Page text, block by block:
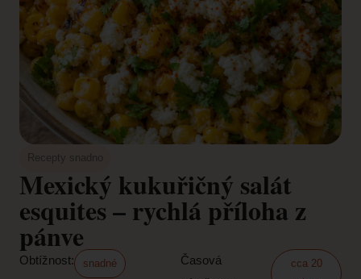
Recepty snadno
Mexický kukuřičný salát
esquites – rychlá příloha z
pánve
Obtížnost: snadné
Časová
cca 20